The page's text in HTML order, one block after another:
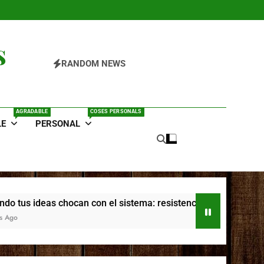
RANDOM NEWS
AGRADABLE
PERSONAL
COSES PERSONALS
con el sistema: resistencia externa, narrativa personal